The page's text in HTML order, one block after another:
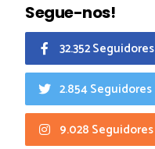
Segue-nos!
32.352 Seguidores
2.854 Seguidores
9.028 Seguidores